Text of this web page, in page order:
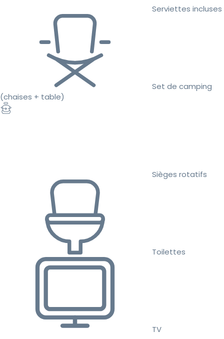
Serviettes incluses
Set de camping
(chaises + table)
Sièges rotatifs
Toilettes
TV